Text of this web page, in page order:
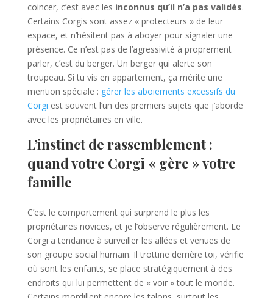
coincer, c’est avec les inconnus qu’il n’a pas validés.
Certains Corgis sont assez « protecteurs » de leur
espace, et n’hésitent pas à aboyer pour signaler une
présence. Ce n’est pas de l’agressivité à proprement
parler, c’est du berger. Un berger qui alerte son
troupeau. Si tu vis en appartement, ça mérite une
mention spéciale : gérer les aboiements excessifs du
Corgi est souvent l’un des premiers sujets que j’aborde
avec les propriétaires en ville.
L’instinct de rassemblement :
quand votre Corgi « gère » votre
famille
C’est le comportement qui surprend le plus les
propriétaires novices, et je l’observe régulièrement. Le
Corgi a tendance à surveiller les allées et venues de
son groupe social humain. Il trottine derrière toi, vérifie
où sont les enfants, se place stratégiquement à des
endroits qui lui permettent de « voir » tout le monde.